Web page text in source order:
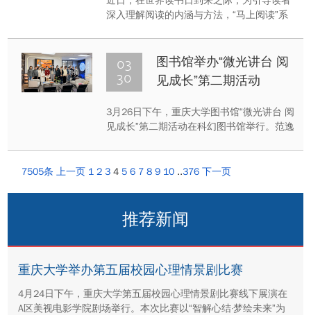
深入理解阅读的内涵与方法，“马上阅读”系
主题，精心遴选十本优质图书，旨在帮助读
者建立系统的阅读方法，培养终身阅读的习
惯，让阅读真正融入日常生活。
03
30
图书馆举办“微光讲台 阅
见成长”第二期活动
3月26日下午，重庆大学图书馆“微光讲台 阅
见成长”第二期活动在科幻图书馆举行。范逸
情、自我成长与经典阅读，分享了她们的所
7505条 上一页 1 2 3 4 5 6 7 8 9 10 ..376 下一页
推荐新闻
重庆大学举办第五届校园心理情景剧比赛
4月24日下午，重庆大学第五届校园心理情景剧比赛线下展演在
A区美视电影学院剧场举行。本次比赛以“智解心结·梦绘未来”为